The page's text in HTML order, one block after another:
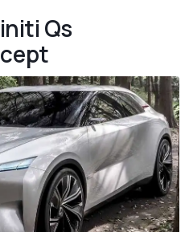
Qs